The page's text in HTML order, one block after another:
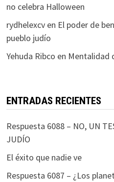
no celebra Halloween
rydhelexcven El poder de
pueblo judío
Yehuda Ribco en Mentalidad
ENTRADAS RECIENTES
Respuesta 6088 – NO, UN
JUDÍO
El éxito que nadie ve
Respuesta 6087 – ¿Los